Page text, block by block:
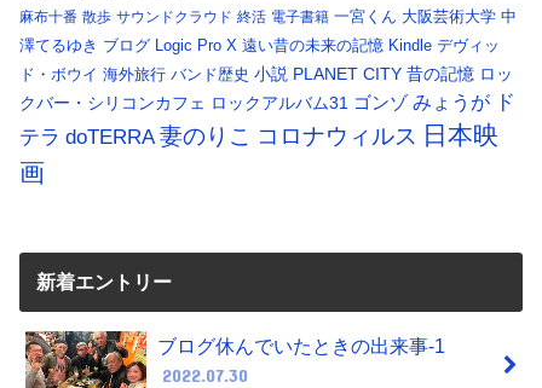
麻布十番 散歩 サウンドクラウド 終活 電子書籍 一宮くん 大阪芸術大学 中
澤てるゆき ブログ Logic Pro X 遠い昔の未来の記憶 Kindle デヴィッ
ド・ボウイ 海外旅行 バンド歴史 小説 PLANET CITY 昔の記憶 ロッ
クバー・シリコンカフェ ロックアルバム31 ゴンゾ みょうが
ド
テラ doTERRA 妻のりこ コロナウィルス 日本映
画
新着エントリー
ブログ休んでいたときの出来事-1
2022.07.30